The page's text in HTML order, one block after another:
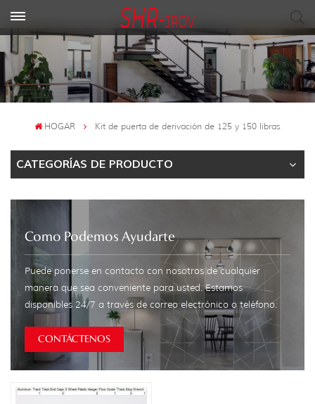
HOGAR Kit de puerta de derivación de 125 y 150 libras
CATEGORÍAS DE PRODUCTO
Como Podemos Ayudarte
Puede ponerse en contacto con nosotros de cualquier
manera que sea conveniente para usted. Estamos
disponibles 24/7 a través de correo electrónico o teléfono.
CONTÁCTENOS